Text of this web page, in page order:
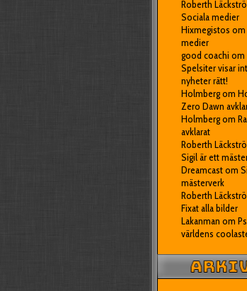
Roberth
Sociala medier
Hixmegistos om
medier
good coachi om
Spelsiter visar
nyheter rätt!
Holmbergom
Zero Dawn
Holmbergom
avklarat
Roberth
Sigil är ett
Dreamcastom
mästerverk
Roberth
Fixat alla bilder
Lakanman om
världens